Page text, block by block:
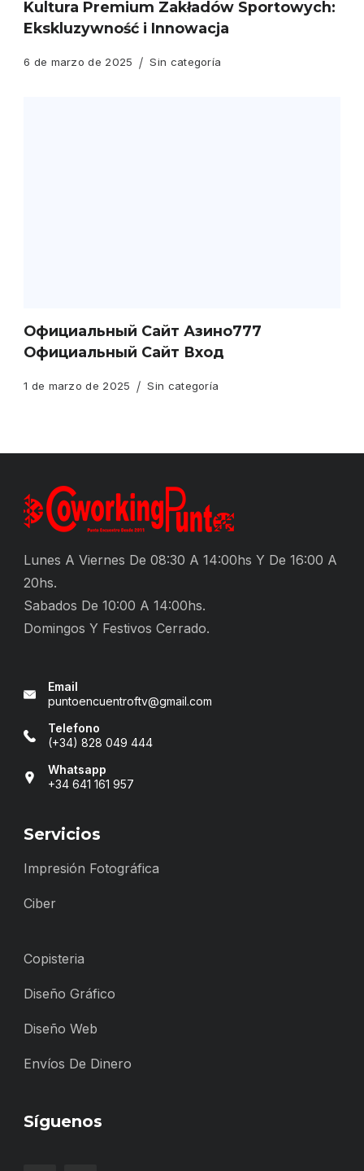
Kultura Premium Zakładów Sportowych:
Ekskluzywność i Innowacja
6 de marzo de 2025 Sin categoría
Официальный Сайт Азино777
Официальный Сайт Вход
1 de marzo de 2025 Sin categoría
Lunes A Viernes De 08:30 A 14:00hs Y De 16:00 A
20hs.
Sabados De 10:00 A 14:00hs.
Domingos Y Festivos Cerrado.
Email
puntoencuentroftv@gmail.com
Telefono
(+34) 828 049 444
Whatsapp
+34 641 161 957
Servicios
Impresión Fotográfica
Ciber
Copisteria
Diseño Gráfico
Diseño Web
Envíos De Dinero
Síguenos